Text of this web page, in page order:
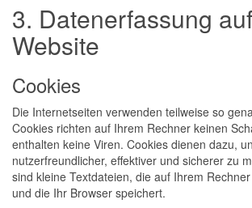
3. Datenerfassung
Website
Cookies
Die Internetseiten verwenden teilweise so
Cookies richten auf Ihrem Rechner keinen
enthalten keine Viren. Cookies dienen dazu,
nutzerfreundlicher, effektiver und sicherer zu
sind kleine Textdateien, die auf Ihrem
und die Ihr Browser speichert.